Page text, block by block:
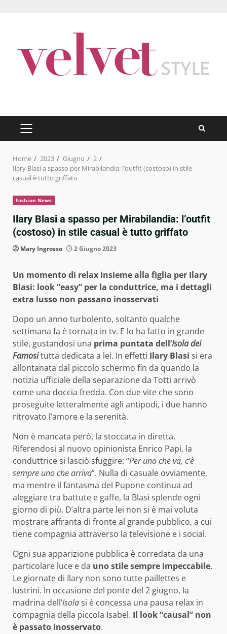
PRIMARY
MENU
Home 2023 Giugno
2
Ilary Blasi a spasso per Mirabilandia: l’outfit (costoso) in stile
casual è tutto griffato
Fashion News
Ilary Blasi a spasso per Mirabilandia: l’outfit
(costoso) in stile casual è tutto griffato
Mary Ingrosso 2 Giugno 2023
Un momento di relax insieme alla figlia per Ilary
Blasi: look “easy” per la conduttrice, ma i dettagli
extra lusso non passano inosservati
Dopo un anno turbolento, soltanto qualche
settimana fa è tornata in tv. E lo ha fatto in grande
stile, gustandosi una prima puntata dell’Isola dei
Famositutta dedicata a lei. In effetti Ilary Blasi si era
allontanata dal piccolo schermo fin da quando la
notizia ufficiale della separazione da Totti arrivò
come una doccia fredda. Con due vite che sono
proseguite letteralmente agli antipodi, i due hanno
ritrovato l’amore e la serenità.
Non è mancata però, la stoccata in diretta.
Riferendosi al nuovo opinionista Enrico Papi, la
conduttrice si lasciò sfuggire: “Per uno che va, c’è
sempre uno che arriva”. Nulla di casuale ovviamente,
ma mentre il fantasma del Pupone continua ad
aleggiare tra battute e gaffe, la Blasi splende ogni
giorno di più. D’altra parte lei non si è mai voluta
mostrare affranta di fronte al grande pubblico, a cui
tiene compagnia attraverso la televisione e i social.
Ogni sua apparizione pubblica è corredata da una
particolare luce e da uno stile sempre impeccabile.
Le giornate di Ilary non sono tutte paillettes e
lustrini. In occasione del ponte del 2 giugno, la
madrina dell’Isolasi è concessa una pausa relax in
compagnia della piccola Isabel. Il look “causal” non
è passato inosservato.